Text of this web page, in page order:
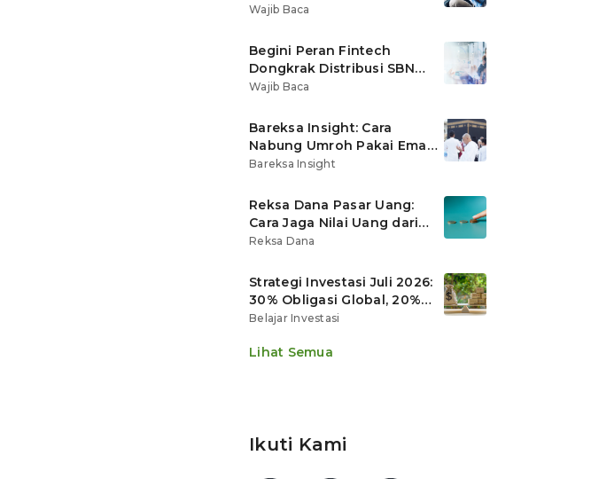
OVO di Tokopedia
Wajib Baca
Begini Peran Fintech
Dongkrak Distribusi SBN
Ritel
Wajib Baca
Bareksa Insight: Cara
Nabung Umroh Pakai Emas
Digital agar Nilainya
Bareksa Insight
Reksa Dana Pasar Uang:
Cara Jaga Nilai Uang dari
Gerusan Inflasi
Reksa Dana
Strategi Investasi Juli 2026:
30% Obligasi Global, 20%
Emas, Saham Ekspor Jadi
Belajar Investasi
Lihat Semua
Ikuti Kami